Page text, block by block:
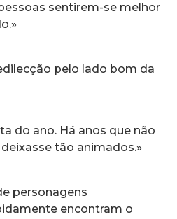
sentirem-se melhor
pelo lado bom da
do ano. Há anos que não
tão animados.»
personagens
encontram o